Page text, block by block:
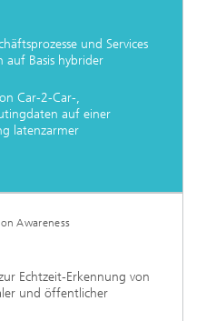
und Services
auf Basis hybrider
Car-2-Car-,
auf einer
latenzarmer
Awareness
Echtzeit-Erkennung von
und öffentlicher